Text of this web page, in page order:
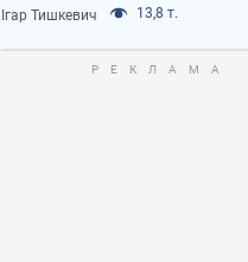
Ігар Тишкевич 13,8 т.